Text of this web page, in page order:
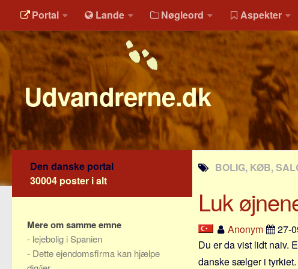
Portal Lande Nøgleord Aspekter
Udvandrerne.dk
BOLIG, KØB,
Luk
Anonym 27-
Du er da vist lidt naiv.
danske sælger i tyrkiet.
Den danske portal
30004 poster i alt
Mere om samme emne
- lejebolig i Spanien
- Dette ejendomsfirma kan hjælpe